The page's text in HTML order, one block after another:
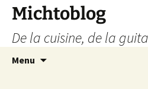
Aller
contenu
Michtoblog
De la cuisine, de la
Menu